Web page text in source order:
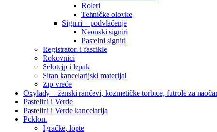
Roleri
Tehničke olovke
Signiri – podvlačenje
Neonski signiri
Pastelni signiri
Registratori i fascikle
Rokovnici
Selotejp i lepak
Sitan kancelarijski materijal
Zip vreće
Oxylady – ženski rančevi, kozmetičke torbice, futrole za
Pastelini i Verde
Pastelini i Verde kancelarija
Pokloni
Igračke, lopte